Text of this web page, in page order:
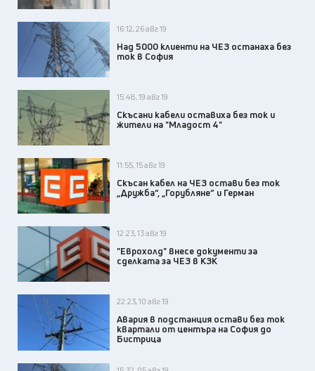
16:12, 26 авг 19
Над 5000 клиенти на ЧЕЗ останаха без
ток в София
15:48, 19 авг 19
Скъсани кабели оставиха без ток и
жители на "Младост 4"
11:55, 15 авг 19
Скъсан кабел на ЧЕЗ остави без ток
„Дружба“, „Горубляне“ и Герман
12:23, 13 авг 19
"Еврохолд" внесе документи за
сделката за ЧЕЗ в КЗК
22:23, 10 авг 19
Авария в подстанция остави без ток
квартали от центъра на София до
Бистрица